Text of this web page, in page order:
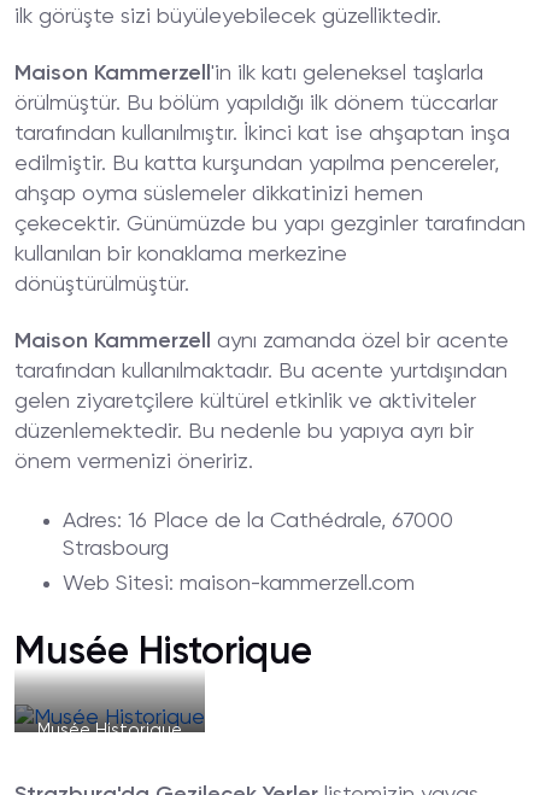
ilk görüşte sizi büyüleyebilecek güzelliktedir.
Maison Kammerzell 'in ilk katı geleneksel taşlarla
örülmüştür. Bu bölüm yapıldığı ilk dönem tüccarlar
tarafından kullanılmıştır. İkinci kat ise ahşaptan inşa
edilmiştir. Bu katta kurşundan yapılma pencereler,
ahşap oyma süslemeler dikkatinizi hemen
çekecektir. Günümüzde bu yapı gezginler tarafından
kullanılan bir konaklama merkezine
dönüştürülmüştür.
Maison Kammerzell
aynı zamanda özel bir acente
tarafından kullanılmaktadır. Bu acente yurtdışından
gelen ziyaretçilere kültürel etkinlik ve aktiviteler
düzenlemektedir. Bu nedenle bu yapıya ayrı bir
önem vermenizi öneririz.
Adres: 16 Place de la Cathédrale, 67000
Strasbourg
Web Sitesi: maison-kammerzell.com
Musée Historique
Musée Historique